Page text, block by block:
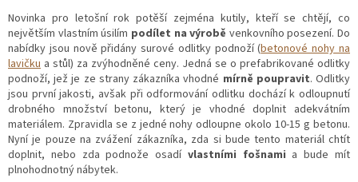
Novinka pro letošní rok potěší zejména kutily, kteří se chtějí, co
největším vlastním úsilím podílet na výrobě venkovního posezení. Do
nabídky jsou nově přidány surové odlitky podnoží (betonové nohy na
lavičku a stůl) za zvýhodněné ceny. Jedná se o prefabrikované odlitky
podnoží, jež je ze strany zákazníka vhodné mírně poupravit. Odlitky
jsou první jakosti, avšak při odformování odlitku dochází k odloupnutí
drobného množství betonu, který je vhodné doplnit adekvátním
materiálem. Zpravidla se z jedné nohy odloupne okolo 10-15 g betonu.
Nyní je pouze na zvážení zákazníka, zda si bude tento materiál chtít
doplnit, nebo zda podnože osadí vlastními fošnami a bude mít
plnohodnotný nábytek.